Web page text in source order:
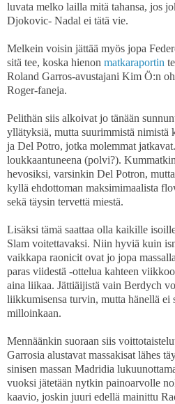
luvata melko lailla mitä tahansa, jos
Djokovic- Nadal ei tätä vie.
Melkein voisin jättää myös jopa
sitä tee, koska hienon matkaraportin
Roland Garros-avustajani Kim Ö:n
Roger-faneja.
Pelithän siis alkoivat jo tänään
yllätyksiä, mutta suurimmistä nimistä
ja Del Potro, jotka molemmat
loukkaantuneena (polvi?).
hevosiksi, varsinkin Del Potron,
kyllä ehdottoman maksimimaalista
sekä täysin tervettä miestä.
Lisäksi tämä saattaa olla kaikille
Slam voitettavaksi. Niin hyviä kuin
vaikkapa raonicit ovat jo jopa
paras viidestä -ottelua kahteen
aina liikaa. Jättiäijistä vain Berdych
liikkumisensa turvin, mutta hänellä ei
milloinkaan.
Mennäänkin suoraan siis
Garrosia alustavat massakisat lähes
sinisen massan Madridia
vuoksi jätetään nytkin painoarvolle
kaavio, joskin juuri edellä mainittu